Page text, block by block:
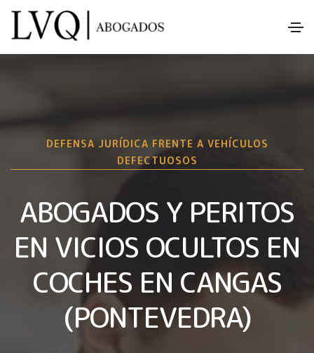
DEFENSA JURÍDICA FRENTE A VEHÍCULOS
DEFECTUOSOS
ABOGADOS Y PERITOS
EN VICIOS OCULTOS EN
COCHES EN CANGAS
(PONTEVEDRA)